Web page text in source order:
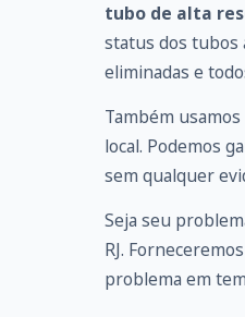
tubo de alta
status dos tubos
eliminadas e
Também
local. Podemos
sem qualquer
Seja seu
RJ.
problema em